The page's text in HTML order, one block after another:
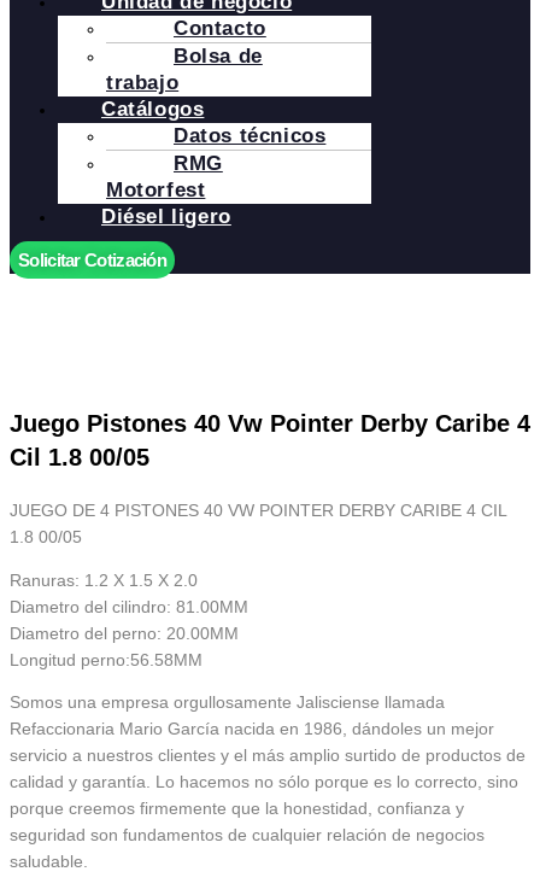
Contacto
Bolsa de
trabajo
Catálogos
Datos técnicos
RMG
Motorfest
Diésel ligero
Solicitar Cotización
Juego Pistones 40 Vw Pointer Derby Caribe 4
Cil 1.8 00/05
JUEGO DE 4 PISTONES 40 VW POINTER DERBY CARIBE 4 CIL
1.8 00/05
Ranuras: 1.2 X 1.5 X 2.0
Diametro del cilindro: 81.00MM
Diametro del perno: 20.00MM
Longitud perno:56.58MM
Somos una empresa orgullosamente Jalisciense llamada
Refaccionaria Mario García nacida en 1986, dándoles un mejor
servicio a nuestros clientes y el más amplio surtido de productos de
calidad y garantía. Lo hacemos no sólo porque es lo correcto, sino
porque creemos firmemente que la honestidad, confianza y
seguridad son fundamentos de cualquier relación de negocios
saludable.